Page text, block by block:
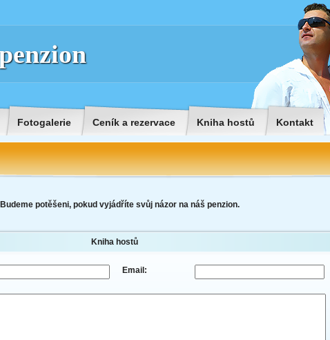
Fotogalerie Ceník a rezervace Kniha hostů Kontakt
Budeme potěšeni, pokud vyjádříte svůj názor na náš penzion.
Kniha hostů
Email: